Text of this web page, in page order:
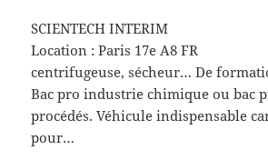
SCIENTECH INTERIM
Location :Paris 17e A8 FR
centrifugeuse, sécheur… De
Bac pro industrie chimique ou bac
procédés. Véhicule indispensable
pour…